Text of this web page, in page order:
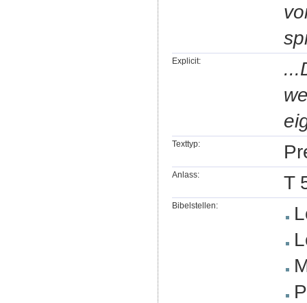
Explicit:
Texttyp:
Anlass: T
Bibelstellen: